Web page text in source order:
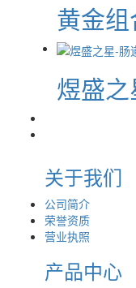
黄金组
煜盛
关于我们
公司简介
荣誉资质
营业执照
产品中心